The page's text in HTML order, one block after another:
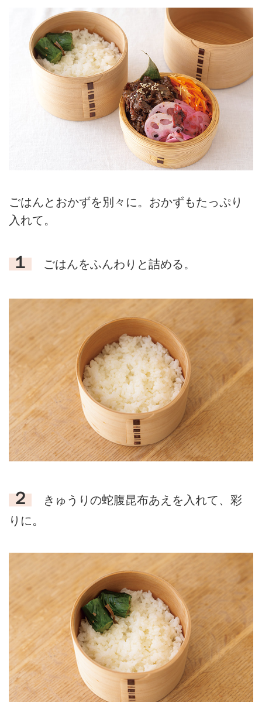
つくり方を教えていただきまし
た。 （『天然生活』2025年4月号
掲載）
ごはんとおかずを別々に。おかずもたっぷり
入れて。
１ ごはんをふんわりと詰める。
２
きゅうりの蛇腹昆布あえを入れて、彩
りに。